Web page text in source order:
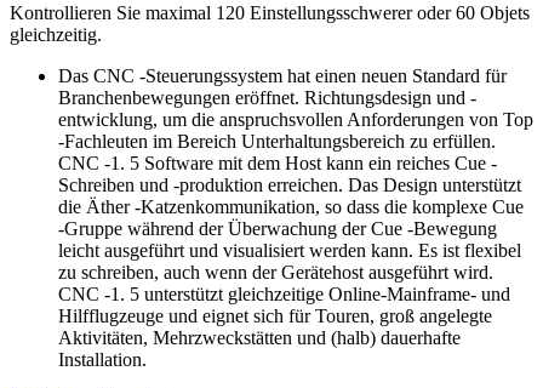
Kontrollieren Sie maximal 120 Einstellungsschwerer oder 60 Objets
gleichzeitig.
Das CNC -Steuerungssystem hat einen neuen Standard für
Branchenbewegungen eröffnet. Richtungsdesign und -
entwicklung, um die anspruchsvollen Anforderungen von Top
-Fachleuten im Bereich Unterhaltungsbereich zu erfüllen.
CNC -1. 5 Software mit dem Host kann ein reiches Cue -
Schreiben und -produktion erreichen. Das Design unterstützt
die Äther -Katzenkommunikation, so dass die komplexe Cue
-Gruppe während der Überwachung der Cue -Bewegung
leicht ausgeführt und visualisiert werden kann. Es ist flexibel
zu schreiben, auch wenn der Gerätehost ausgeführt wird.
CNC -1. 5 unterstützt gleichzeitige Online-Mainframe- und
Hilfflugzeuge und eignet sich für Touren, groß angelegte
Aktivitäten, Mehrzweckstätten und (halb) dauerhafte
Installation.